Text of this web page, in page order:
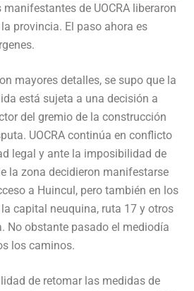
de UOCRA liberaron
provincia. El paso ahora es
mayores detalles, se supo que la
está sujeta a una decisión a
del gremio de la construcción
UOCRA continúa en conflicto
legal y ante la imposibilidad de
la zona decidieron manifestarse
a Huincul, pero también en los
capital neuquina, ruta 17 y otros
No obstante pasado el mediodía
los caminos.
de retomar las medidas de